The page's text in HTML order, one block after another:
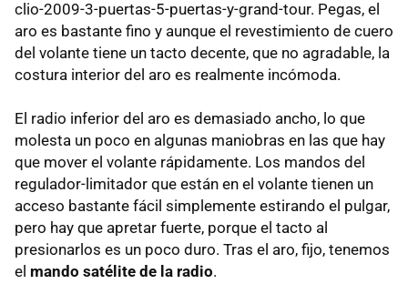
clio-2009-3-puertas-5-puertas-y-grand-tour. Pegas, el
aro es bastante fino y aunque el revestimiento de cuero
del volante tiene un tacto decente, que no agradable, la
costura interior del aro es realmente incómoda.
El radio inferior del aro es demasiado ancho, lo que
molesta un poco en algunas maniobras en las que hay
que mover el volante rápidamente. Los mandos del
regulador-limitador que están en el volante tienen un
acceso bastante fácil simplemente estirando el pulgar,
pero hay que apretar fuerte, porque el tacto al
presionarlos es un poco duro. Tras el aro, fijo, tenemos
el mando satélite de la radio.